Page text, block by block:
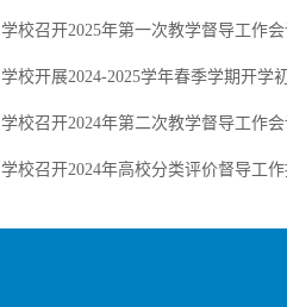
学校召开2025年第一次教学督导工作
学校开展2024-2025学年春季学期开学
学校召开2024年第二次教学督导工作
学校召开2024年高校分类评价督导工